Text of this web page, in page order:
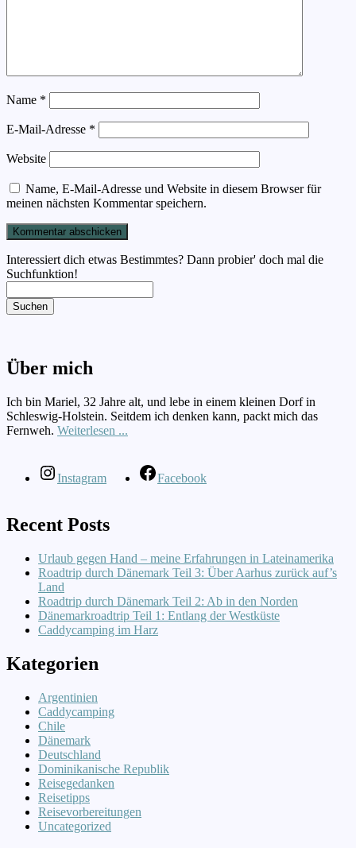
Name *
E-Mail-Adresse *
Website
Name, E-Mail-Adresse und Website in diesem Browser für
meinen nächsten Kommentar speichern.
Interessiert dich etwas Bestimmtes? Dann probier' doch mal die
Suchfunktion!
Suchen
Über mich
Ich bin Mariel, 32 Jahre alt, und lebe in einem kleinen Dorf in
Schleswig-Holstein. Seitdem ich denken kann, packt mich das
Fernweh. Weiterlesen ...
Instagram Facebook
Recent Posts
Urlaub gegen Hand – meine Erfahrungen in Lateinamerika
Roadtrip durch Dänemark Teil 3: Über Aarhus zurück auf’s
Land
Roadtrip durch Dänemark Teil 2: Ab in den Norden
Dänemarkroadtrip Teil 1: Entlang der Westküste
Caddycamping im Harz
Kategorien
Argentinien
Caddycamping
Chile
Dänemark
Deutschland
Dominikanische Republik
Reisegedanken
Reisetipps
Reisevorbereitungen
Uncategorized